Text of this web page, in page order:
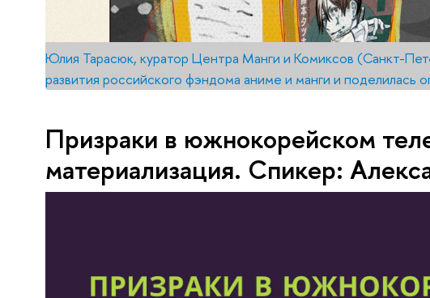
Юлия Тарасюк, куратор Центра Манги и Комиксов (Санкт-
развития российского фэндома аниме и манги и поделилась
Призраки в южнокорейском
материализация. Спикер: